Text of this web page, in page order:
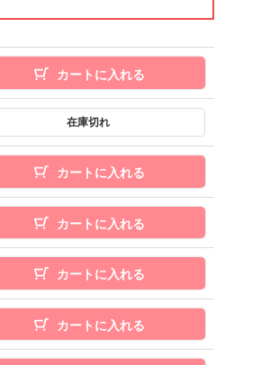
カートに入れる
カートに入れる
カートに入れる
カートに入れる
カートに入れる